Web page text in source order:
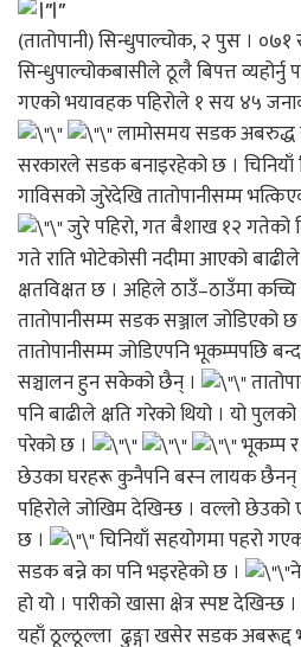
(तातोपानी) सिन्धुपाल्चोक, २ पुस ।
सिन्धुपाल्चोकबासीले ठूलै बिपत्त व्यहोर्नु
गएको भयावहक पहिरोले १ सय ४५
लामोसमय सडक अबरुद्ध
सरकारले सडक बनाइरहेको छ ।
गाविसको जुरेदेखि तातोपानीसम्म
जुरे पहिरो, गत बैशाख १२ गतेको
गते राति भोटेकोसी नदीमा आएको
क्षतविक्षत छ । अहिले ठाउँ–ठाउँमा कच्चि
तातोपानीसम्म सडक सञ्जाल जोडिएको
तातोपानीसम्म जोडिएपनि भूकम्पपछि
सञ्चालन हुन सकेको छैन् ।
पनि बाढीले क्षति गरेको थियो । यो
परेको छ ।
भूकम्प र
छेउका घरहरू कुनैपनि बस्न लायक छैनन्
पहिरोले जोखिम देखिन्छ । वल्लो
छ ।
चिनियाँ सहयोगमा पहरो
सडक बन्ने का पनि भइरहेको छ ।
हो यो । पारीको खासा क्षेत्र स्पष्ट देखिन्छ ।
यहाँ ठूल्ठूल्ला ढुङ्गा खसेर सडक अबरूद्द